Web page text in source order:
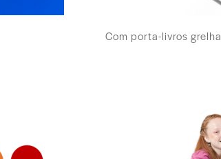
Com porta-livros grelha